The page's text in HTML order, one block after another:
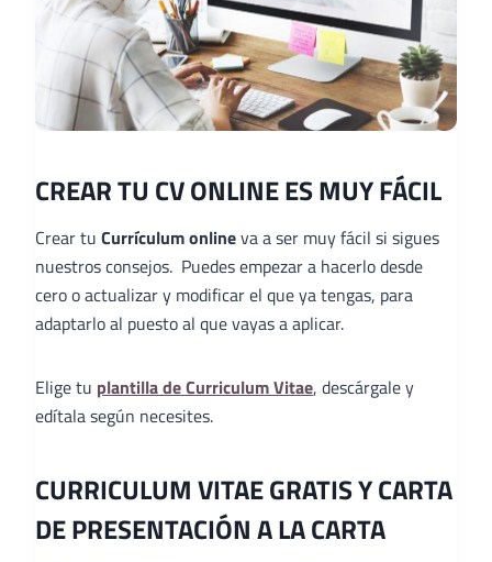
CREAR TU CV ONLINE ES MUY FÁCIL
Crear tu Currículum onlineva a ser muy fácil si sigues
nuestros consejos. Puedes empezar a hacerlo desde
cero o actualizar y modificar el que ya tengas, para
adaptarlo al puesto al que vayas a aplicar.
Elige tu plantilla de Curriculum Vitae, descárgale y
edítala según necesites.
CURRICULUM VITAE GRATIS Y CARTA
DE PRESENTACIÓN A LA CARTA